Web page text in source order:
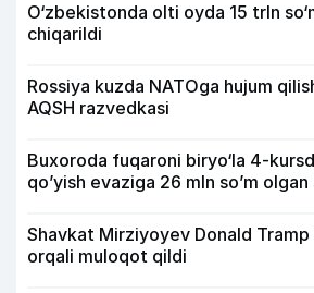
O‘zbekistonda olti oyda 15 trln
chiqarildi
Rossiya kuzda NATOga hujum
AQSH razvedkasi
Buxoroda fuqaroni biryo‘la 4-
qo’yish evaziga 26 mln so’m
Shavkat Mirziyoyev Donald
orqali muloqot qildi